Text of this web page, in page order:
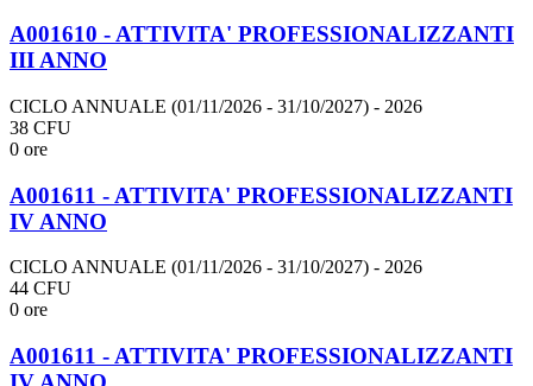
A001610 - ATTIVITA' PROFESSIONALIZZANTI
III ANNO
CICLO ANNUALE (01/11/2026 - 31/10/2027) - 2026
38 CFU
0 ore
A001611 - ATTIVITA' PROFESSIONALIZZANTI
IV ANNO
CICLO ANNUALE (01/11/2026 - 31/10/2027) - 2026
44 CFU
0 ore
A001611 - ATTIVITA' PROFESSIONALIZZANTI